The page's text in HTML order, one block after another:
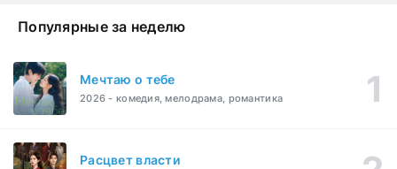
Популярные за неделю
Мечтаю о тебе
2026 - комедия, мелодрама, романтика
Расцвет власти